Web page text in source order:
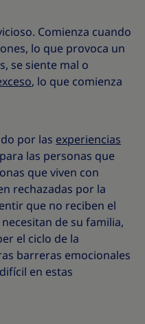
Comienza cuando
lo que provoca un
se siente mal o
, lo que comienza
por las experiencias
las personas que
que viven con
rechazadas por la
que no reciben el
de su familia,
el ciclo de la
barreras emocionales
en estas